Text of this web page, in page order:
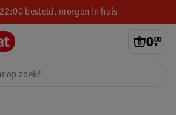
besteld, morgen in huis
0.
00